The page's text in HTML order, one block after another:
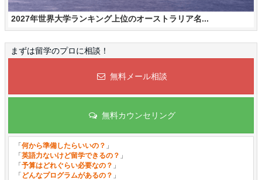
2027年世界大学ランキング上位のオーストラリア名...
まずは留学のプロに相談！
無料メール相談
無料カウンセリング
「 何から準備したらいいの？ 」
「 英語力ないけど留学できるの？ 」
「 予算はどれぐらい必要なの？ 」
「 どんなプログラムがあるの？ 」